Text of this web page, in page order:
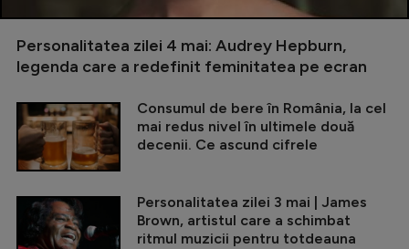
Personalitatea zilei 4 mai: Audrey Hepburn,
legenda care a redefinit feminitatea pe ecran
Consumul de bere în România, la cel
mai redus nivel în ultimele două
decenii. Ce ascund cifrele
Personalitatea zilei 3 mai | James
Brown, artistul care a schimbat
ritmul muzicii pentru totdeauna